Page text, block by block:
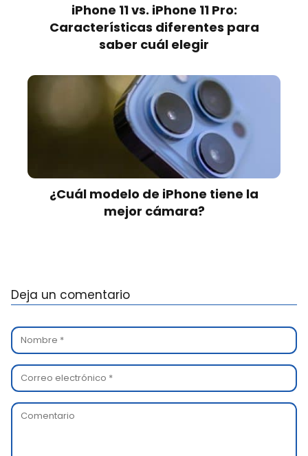
iPhone 11 vs. iPhone 11 Pro:
Características diferentes para
saber cuál elegir
¿Cuál modelo de iPhone tiene la
mejor cámara?
Deja un comentario